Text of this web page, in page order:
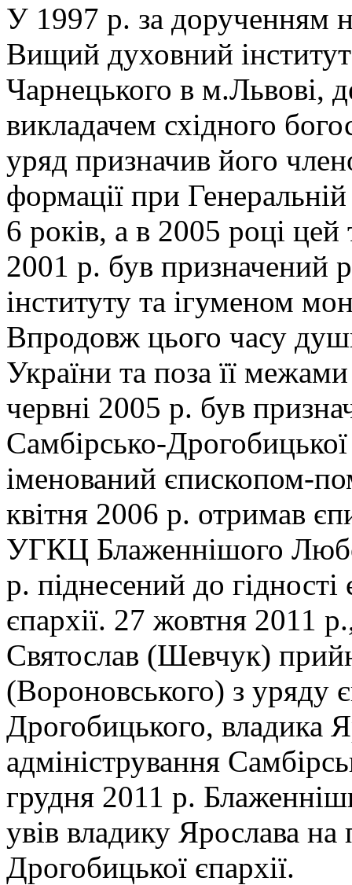
У 1997 р. за дорученням
Вищий духовний
Чарнецького в м.Львові,
викладачем східного
уряд призначив його
формації при
6 років, а в 2005 році
2001 р. був призначений
інституту та ігуменом
Впродовж цього часу
України та поза її
червні 2005 р. був
Самбірсько-
іменований єпископом-
квітня 2006 р. отримав
УГКЦ Блаженнішого
р. піднесений до
єпархії. 27 жовтня 2011
Святослав (Шевчук)
(Вороновського) з уряду
Дрогобицького, владика
адміністрування
грудня 2011 р.
увів владику Ярослава на
Дрогобицької єпархії.